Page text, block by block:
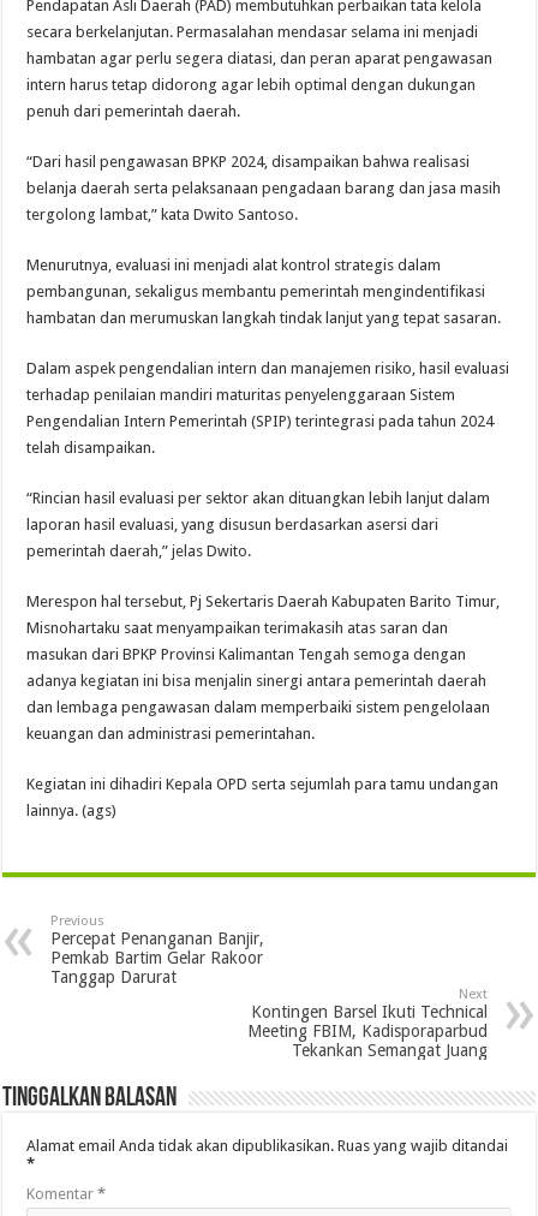
Pendapatan Asli Daerah (PAD) membutuhkan perbaikan tata kelola
secara berkelanjutan. Permasalahan mendasar selama ini menjadi
hambatan agar perlu segera diatasi, dan peran aparat pengawasan
intern harus tetap didorong agar lebih optimal dengan dukungan
penuh dari pemerintah daerah.
“Dari hasil pengawasan BPKP 2024, disampaikan bahwa realisasi
belanja daerah serta pelaksanaan pengadaan barang dan jasa masih
tergolong lambat,” kata Dwito Santoso.
Menurutnya, evaluasi ini menjadi alat kontrol strategis dalam
pembangunan, sekaligus membantu pemerintah mengindentifikasi
hambatan dan merumuskan langkah tindak lanjut yang tepat sasaran.
Dalam aspek pengendalian intern dan manajemen risiko, hasil evaluasi
terhadap penilaian mandiri maturitas penyelenggaraan Sistem
Pengendalian Intern Pemerintah (SPIP) terintegrasi pada tahun 2024
telah disampaikan.
“Rincian hasil evaluasi per sektor akan dituangkan lebih lanjut dalam
laporan hasil evaluasi, yang disusun berdasarkan asersi dari
pemerintah daerah,” jelas Dwito.
Merespon hal tersebut, Pj Sekertaris Daerah Kabupaten Barito Timur,
Misnohartaku saat menyampaikan terimakasih atas saran dan
masukan dari BPKP Provinsi Kalimantan Tengah semoga dengan
adanya kegiatan ini bisa menjalin sinergi antara pemerintah daerah
dan lembaga pengawasan dalam memperbaiki sistem pengelolaan
keuangan dan administrasi pemerintahan.
Kegiatan ini dihadiri Kepala OPD serta sejumlah para tamu undangan
lainnya. (ags)
Previous
Percepat Penanganan Banjir,
Pemkab Bartim Gelar Rakoor
Tanggap Darurat
Next
Kontingen Barsel Ikuti Technical
Meeting FBIM, Kadisporaparbud
Tekankan Semangat Juang
Tinggalkan Balasan
Alamat email Anda tidak akan dipublikasikan. Ruas yang wajib ditandai
*
Komentar*